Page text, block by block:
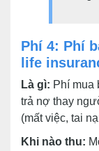
Phí 4: Phí
life
Là gì: Phí mua
trả nợ thay
(mất việc, tai
Khi nào thu: